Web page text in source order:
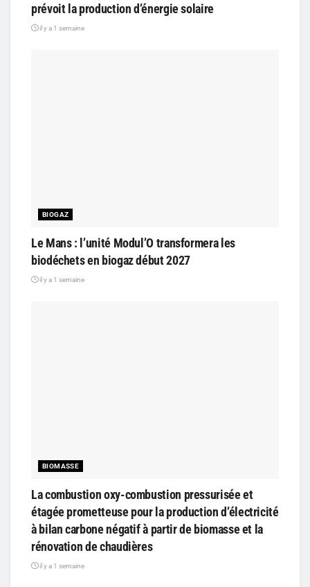
prévoit la production d’énergie solaire
il y a 1 semaine
BIOGAZ
Le Mans : l’unité Modul’O transformera les
biodéchets en biogaz début 2027
il y a 1 semaine
BIOMASSE
La combustion oxy-combustion pressurisée et
étagée prometteuse pour la production d’électricité
à bilan carbone négatif à partir de biomasse et la
rénovation de chaudières
il y a 1 semaine